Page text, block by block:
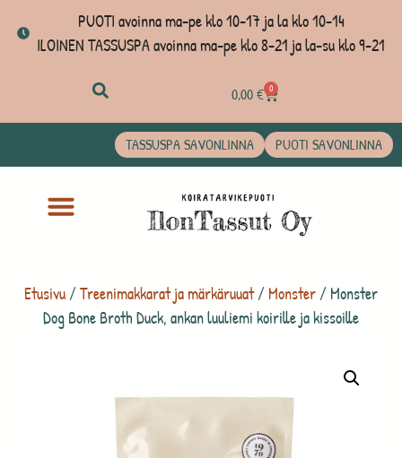
PUOTI avoinna ma-pe klo 10-17 ja la klo 10-14
ILOINEN TASSUSPA avoinna ma-pe klo 8-21 ja la-su klo 9-21
0,00€ 0
TASSUSPA SAVONLINNA PUOTI SAVONLINNA
Etusivu /Treenimakkarat ja märkäruuat/ Monster / Monster
Dog Bone Broth Duck, ankan luuliemi koirille ja kissoille